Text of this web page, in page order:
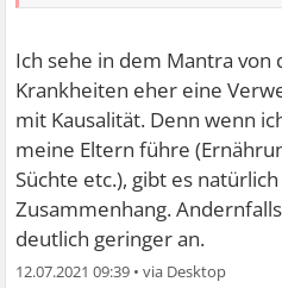
Ich sehe in dem Mantra von
Krankheiten eher eine
mit Kausalität. Denn wenn
meine Eltern führe
Süchte etc.), gibt es
Zusammenhang.
deutlich geringer an.
12.07.2021 09:39 •